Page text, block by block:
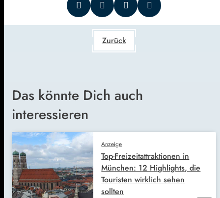
Zurück
Das könnte Dich auch
interessieren
Anzeige
Top-Freizeitattraktionen in
München: 12 Highlights, die
Touristen wirklich sehen
sollten